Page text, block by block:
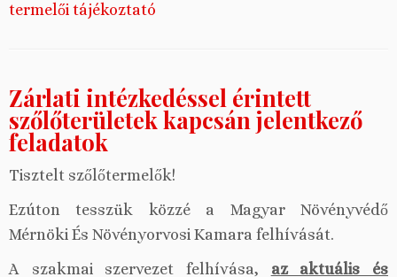
termelői tájékoztató
Zárlati intézkedéssel érintett
szőlőterületek kapcsán jelentkező
feladatok
Tisztelt szőlőtermelők!
Ezúton tesszük közzé a Magyar Növényvédő
Mérnöki És Növényorvosi Kamara felhívását.
A szakmai szervezet felhívása, az aktuális és